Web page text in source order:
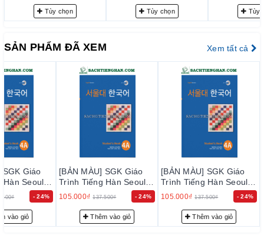
CAM KẾT CỦA KBOOK:
sách luyện thi Topik, luyện thị OPIC, sách Tiếng Việt cho người
giấy,chất lượng in luôn cao cấp hơn bên khác mà giá
thành tương đương
- Cung cấp dịch vụ bán hàng tốt nhất: tư vấn chọn sách, giao
hàng, hậu mãi, khách hàng thân thiết.
- Hỗ trợ khách hàng 24/24 qua hotline/zalo/facebook với đội
ngũ Admin Topik 5,6 với nhiều kinh nghiệm học/dạy tiếng Hàn,
thi Topik, OPIC
- Có cung cấp giá sỉ, số lượng cho các trung tâm, công ty, lớp
học (hỗ trợ xuất hóa đơn VAT)
Chúng tôi không chỉ là một đơn vị bán sách, mà
Tùy chọn Tùy chọn Tùy
SẢN PHẨM ĐÃ XEM Xem tất cả
- 24%
SGK Giáo
Hàn Seoul
한국어 4A
vào giỏ
- 24%
[BẢN MÀU] SGK Giáo
Trình Tiếng Hàn Seoul
4A - 서울대 한국어 4A
105.000₫ 137.500₫
Thêm vào giỏ
- 24%
[BẢN MÀU] SGK Giáo
Trình Tiếng Hàn Seoul
4A - 서울대 한국어 4A
105.000₫ 137.500₫
Thêm vào giỏ